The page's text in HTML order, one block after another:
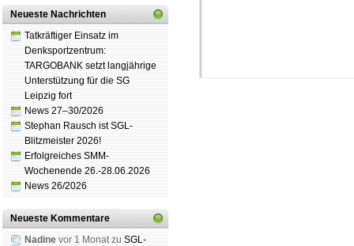
Neueste Nachrichten
Tatkräftiger Einsatz im
Denksportzentrum:
TARGOBANK setzt langjährige
Unterstützung für die SG
Leipzig fort
News 27–30/2026
Stephan Rausch ist SGL-
Blitzmeister 2026!
Erfolgreiches SMM-
Wochenende 26.-28.06.2026
News 26/2026
Neueste Kommentare
Nadine vor 1 Monat zu SGL-